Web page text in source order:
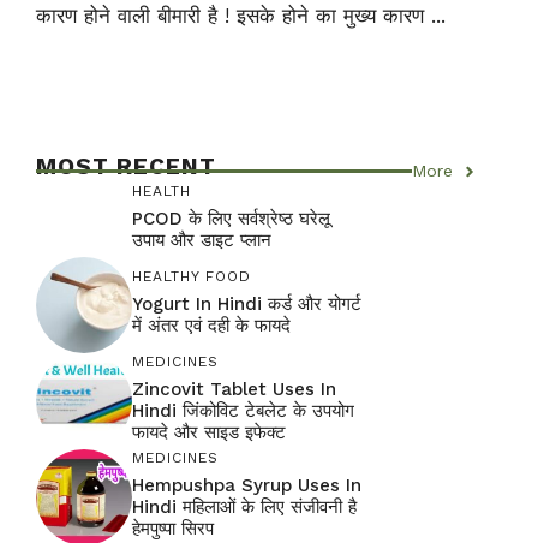
कारण होने वाली बीमारी है ! इसके होने का मुख्य कारण ...
MOST RECENT More
HEALTH
PCOD के लिए सर्वश्रेष्ठ घरेलू
उपाय और डाइट प्लान
HEALTHY FOOD
Yogurt In Hindi कर्ड और योगर्ट
में अंतर एवं दही के फायदे
MEDICINES
Zincovit Tablet Uses In
Hindi जिंकोविट टेबलेट के उपयोग
फायदे और साइड इफेक्ट
MEDICINES
Hempushpa Syrup Uses In
Hindi महिलाओं के लिए संजीवनी है
हेमपुष्पा सिरप